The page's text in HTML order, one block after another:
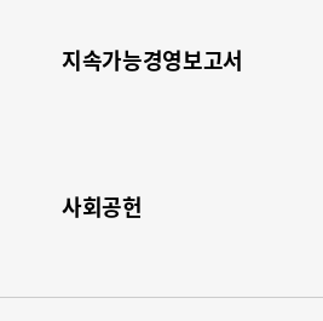
지속가능경영보고서​
사회공헌​